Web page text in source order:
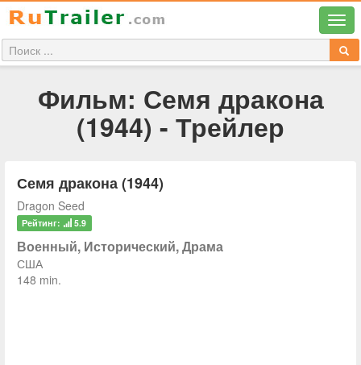
Фильм: Семя дракона
(1944) - Трейлер
Семя дракона (1944)
Dragon Seed
Рейтинг: 5.9
Военный, Исторический, Драма
США
148 min.